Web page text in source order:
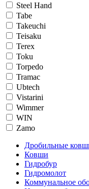
Steel Hand
Tabe
Takeuchi
Teisaku
Terex
Toku
Torpedo
Tramac
Ubtech
Vistarini
Wimmer
WIN
Zamo
Дробильные
Ковши
Гидробур
Гидромолот
Коммунальное